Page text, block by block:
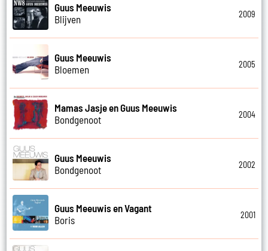
Guus Meeuwis
Blijven
2009
Guus Meeuwis
Bloemen
2005
Mamas Jasje en Guus Meeuwis
Bondgenoot
2004
Guus Meeuwis
Bondgenoot
2002
Guus Meeuwis en Vagant
Boris
2001